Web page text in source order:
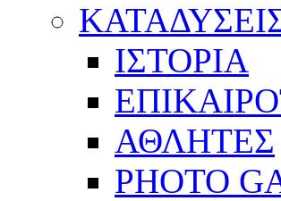
ΙΣΤΟΡΙΑ
ΑΘΛΗΤΕΣ
PHOTO